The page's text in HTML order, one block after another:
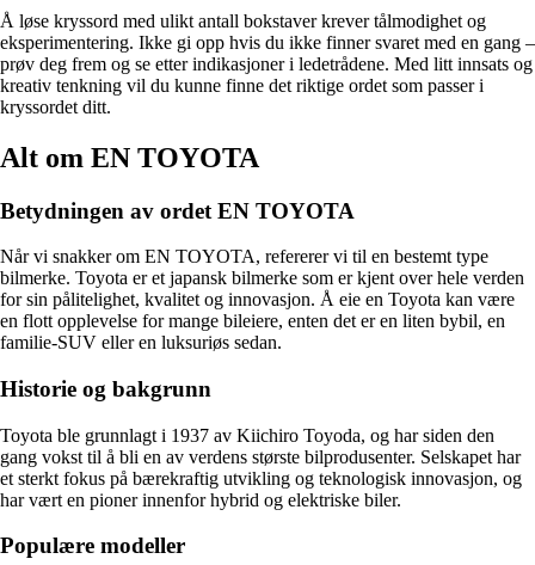
Å løse kryssord med ulikt antall bokstaver krever tålmodighet og
eksperimentering. Ikke gi opp hvis du ikke finner svaret med en gang –
prøv deg frem og se etter indikasjoner i ledetrådene. Med litt innsats og
kreativ tenkning vil du kunne finne det riktige ordet som passer i
kryssordet ditt.
Alt om EN TOYOTA
Betydningen av ordet EN TOYOTA
Når vi snakker om EN TOYOTA, refererer vi til en bestemt type
bilmerke. Toyota er et japansk bilmerke som er kjent over hele verden
for sin pålitelighet, kvalitet og innovasjon. Å eie en Toyota kan være
en flott opplevelse for mange bileiere, enten det er en liten bybil, en
familie-SUV eller en luksuriøs sedan.
Historie og bakgrunn
Toyota ble grunnlagt i 1937 av Kiichiro Toyoda, og har siden den
gang vokst til å bli en av verdens største bilprodusenter. Selskapet har
et sterkt fokus på bærekraftig utvikling og teknologisk innovasjon, og
har vært en pioner innenfor hybrid og elektriske biler.
Populære modeller